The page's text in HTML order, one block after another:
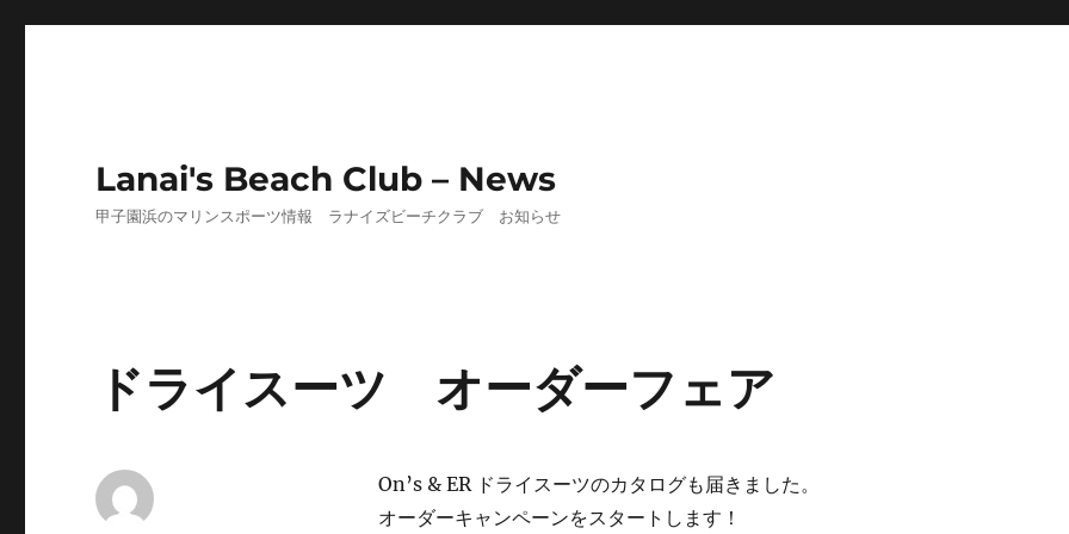
Lanai's Beach Club – News
甲子園浜のマリンスポーツ情報 ラナイズビーチクラブ お知らせ
ドライスーツ オーダーフェア
On’s & ER ドライスーツのカタログも届きました。
オーダーキャンペーンをスタートします！